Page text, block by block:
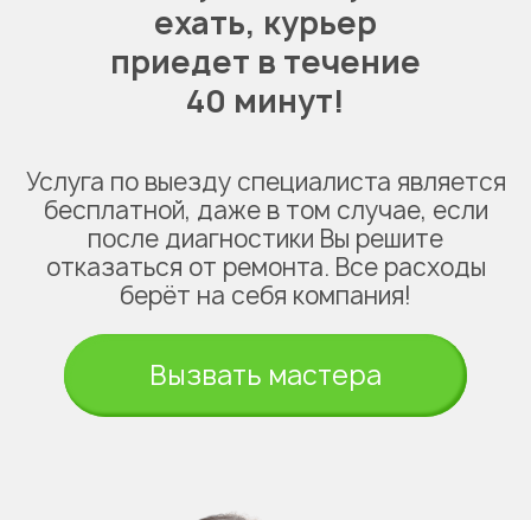
ехать, курьер
приедет в течение
40 минут!
Услуга по выезду специалиста является
бесплатной, даже в том случае, если
после диагностики Вы решите
отказаться от ремонта. Все расходы
берёт на себя компания!
Вызвать мастера